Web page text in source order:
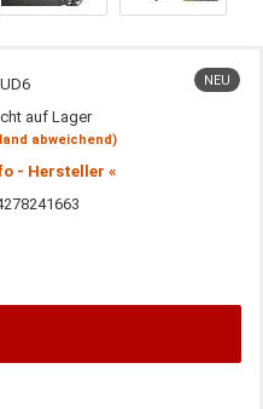
NEU
auf Lager
abweichend)
- Hersteller «